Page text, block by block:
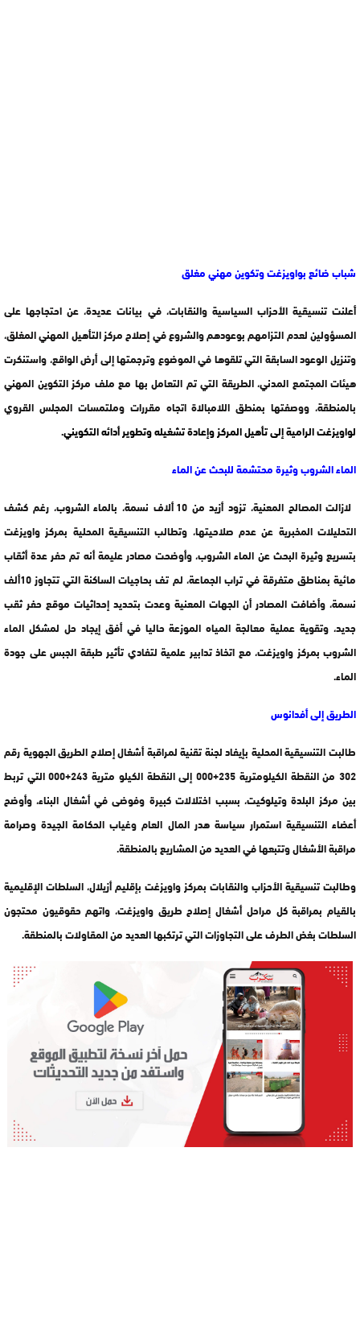
شباب ضائع بواويزغت وتكوين مهني مغلق
أعلنت تنسيقية الأحزاب السياسية والنقابات، في بيانات عديدة، عن احتجاجها على
المسؤولين لعدم التزامهم بوعودهم والشروع في إصلاح مركز التأهيل المهني المغلق،
وتنزيل الوعود السابقة التي تلقوها في الموضوع وترجمتها إلى أرض الواقع، واستنكرت
هيئات المجتمع المدني، الطريقة التي تم التعامل بها مع ملف مركز التكوين المهني
بالمنطقة، ووصفتها بمنطق اللامبالاة اتجاه مقررات وملتمسات المجلس القروي
لواويزغت الرامية إلى تأهيل المركز وإعادة تشغيله وتطوير أدائه التكويني.
الماء الشروب وثيرة محتشمة للبحث عن الماء
لازالت المصالح المعنية، تزود أزيد من 10 ألاف نسمة، بالماء الشروب، رغم كشف
التحليلات المخبرية عن عدم صلاحيتها، وتطالب التنسيقية المحلية بمركز واويزغت
بتسريع وثيرة البحث عن الماء الشروب، وأوضحت مصادر عليمة أنه تم حفر عدة أثقاب
مائية بمناطق متفرقة في تراب الجماعة، لم تف بحاجيات الساكنة التي تتجاوز 10ألف
نسمة، وأضافت المصادر أن الجهات المعنية وعدت بتحديد إحداثيات موقع حفر ثقب
جديد، وتقوية عملية معالجة المياه الموزعة حاليا في أفق إيجاد حل لمشكل الماء
الشروب بمركز واويزغت، مع اتخاذ تدابير علمية لتفادي تأثير طبقة الجبس على جودة
الماء.
الطريق إلى أفدانوس
طالبت التنسيقية المحلية بإيفاد لجنة تقنية لمراقبة أشغال إصلاح الطريق الجهوية رقم
302 من النقطة الكيلومترية 235+000 إلى النقطة الكيلو مترية 243+000 التي تربط
بين مركز البلدة وتيلوكيت، بسبب اختلالات كبيرة وفوضى في أشغال البناء، وأوضح
أعضاء التنسيقية استمرار سياسة هدر المال العام وغياب الحكامة الجيدة وصرامة
مراقبة الأشغال وتتبعها في العديد من المشاريع بالمنطقة.
وطالبت تنسيقية الأحزاب والنقابات بمركز واويزغت بإقليم أزيلال، السلطات الإقليمية
بالقيام بمراقبة كل مراحل أشغال إصلاح طريق واويزغت، واتهم حقوقيون محتجون
السلطات بغض الطرف على التجاوزات التي ترتكبها العديد من المقاولات بالمنطقة.